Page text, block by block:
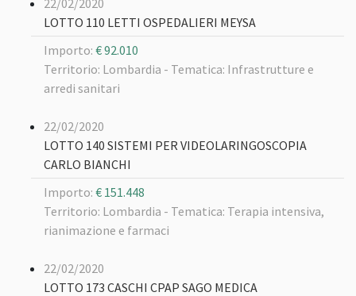
22/02/2020
LOTTO 110 LETTI OSPEDALIERI MEYSA
Importo: € 92.010
Territorio: Lombardia - Tematica: Infrastrutture e
arredi sanitari
22/02/2020
LOTTO 140 SISTEMI PER VIDEOLARINGOSCOPIA
CARLO BIANCHI
Importo: € 151.448
Territorio: Lombardia - Tematica: Terapia intensiva,
rianimazione e farmaci
22/02/2020
LOTTO 173 CASCHI CPAP SAGO MEDICA